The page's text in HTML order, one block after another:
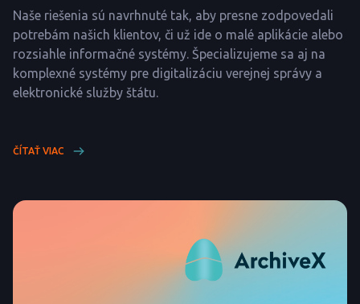
Naše riešenia sú navrhnuté tak, aby presne zodpovedali
potrebám našich klientov, či už ide o malé aplikácie alebo
rozsiahle informačné systémy. Špecializujeme sa aj na
komplexné systémy pre digitalizáciu verejnej správy a
elektronické služby štátu.
ČÍTAŤ VIAC